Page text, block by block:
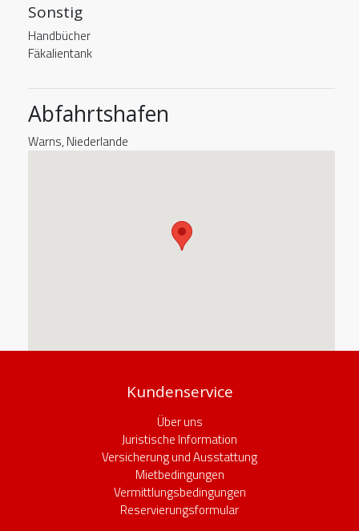
Sonstig
Handbücher
Fäkalientank
Abfahrtshafen
Warns, Niederlande
Kundenservice
Über uns
Juristische Information
Versicherung und Ausstattung
Mietbedingungen
Vermittlungsbedingungen
Reservierungsformular